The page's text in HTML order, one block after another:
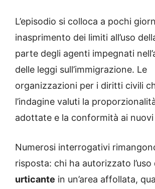
L’episodio si colloca a pochi
inasprimento dei limiti all’uso
parte degli agenti impegnati
delle leggi sull’immigrazione. Le
organizzazioni per i diritti civili
l’indagine valuti la
adottate e la conformità ai
Numerosi interrogativi
risposta: chi ha autorizzato l’uso
urticante in un’area affollata,